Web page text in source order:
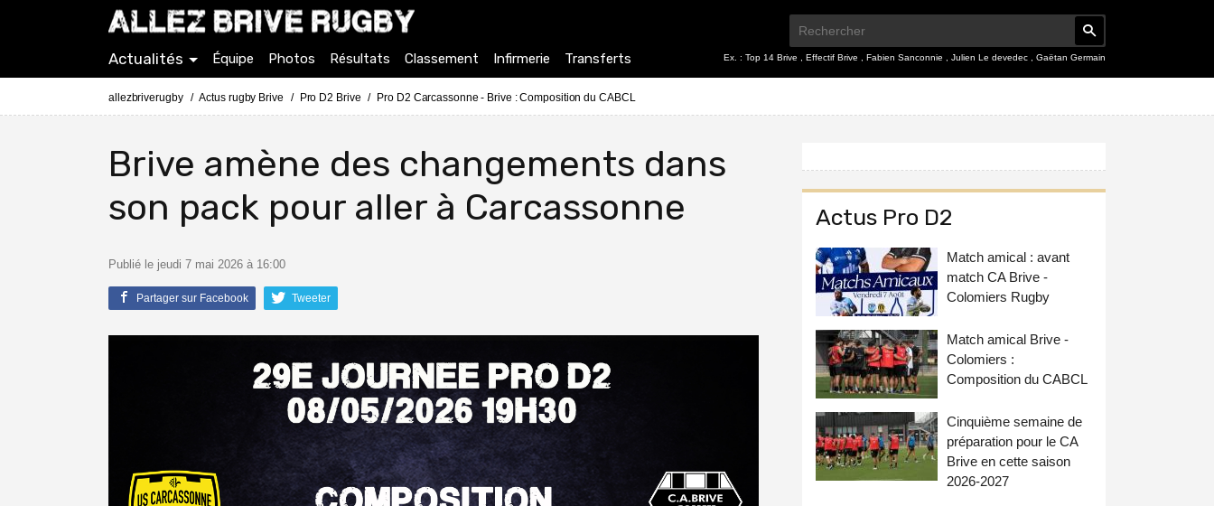
Ex. : Top 14 Brive Effectif Brive Fabien Sanconnie Julien Le devedec Gaëtan Germain
Actualités Équipe Photos Résultats Classement Infirmerie Transferts
allezbriverugby Actus rugby Brive Pro D2 Brive Pro D2 Carcassonne - Brive : Composition du CABCL
Brive amène des changements dans
son pack pour aller à Carcassonne
Publié le jeudi 7 mai 2026 à 16:00
Partager sur Facebook Tweeter
Actus Pro D2
Match amical : avant
match CA Brive -
Colomiers Rugby
Match amical Brive -
Colomiers :
Composition du CABCL
Cinquième semaine de
préparation pour le CA
Brive en cette saison
2026-2027